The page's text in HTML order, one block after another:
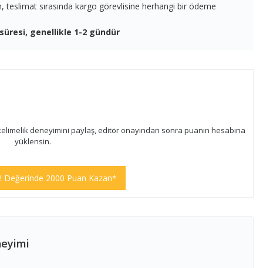
teslimat sırasında kargo görevlisine herhangi bir ödeme
genellikle 1-2 gündür
deneyimini paylaş, editör onayından sonra puanın hesabına
yüklensin.
Değerinde 2000 Puan Kazan*